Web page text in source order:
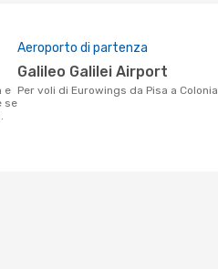
se
Aeroporto di partenza
Galileo Galilei Airport
Per voli di Eurowings da Pisa a Colonia